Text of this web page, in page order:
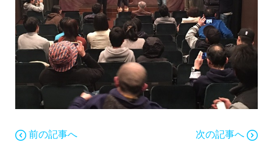
前の記事へ 次の記事へ